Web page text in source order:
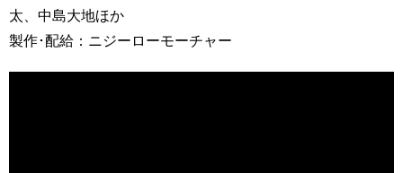
太、中島大地ほか
製作･配給：ニジーローモーチャー